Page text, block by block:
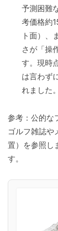
予測困難
考価格約
ト面）、
さが「操
す。現時
は言わず
れました。
参考：公的な
ゴルフ雑誌や
置）を参照し
す。